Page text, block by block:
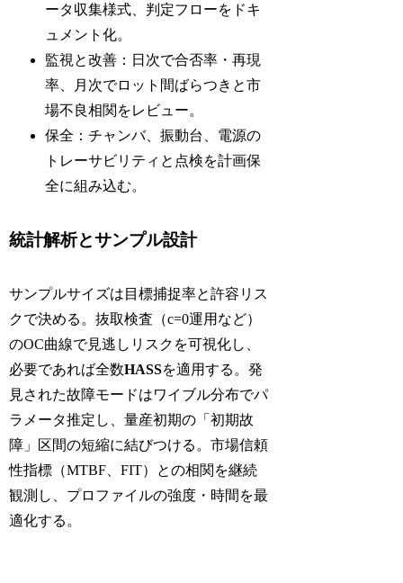
ータ収集様式、判定フローをドキ
ュメント化。
監視と改善：日次で合否率・再現
率、月次でロット間ばらつきと市
場不良相関をレビュー。
保全：チャンバ、振動台、電源の
トレーサビリティと点検を計画保
全に組み込む。
統計解析とサンプル設計
サンプルサイズは目標捕捉率と許容リス
クで決める。抜取検査（c=0運用など）
のOC曲線で見逃しリスクを可視化し、
必要であれば全数HASSを適用する。発
見された故障モードはワイブル分布でパ
ラメータ推定し、量産初期の「初期故
障」区間の短縮に結びつける。市場信頼
性指標（MTBF、FIT）との相関を継続
観測し、プロファイルの強度・時間を最
適化する。